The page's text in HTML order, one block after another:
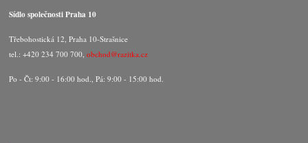
Sídlo společnosti Praha 10
Třebohostická 12, Praha 10-Strašnice
tel.: +420 234 700 700,obchod@razitka.cz
Po - Čt: 9:00 - 16:00 hod., Pá: 9:00 - 15:00 hod.